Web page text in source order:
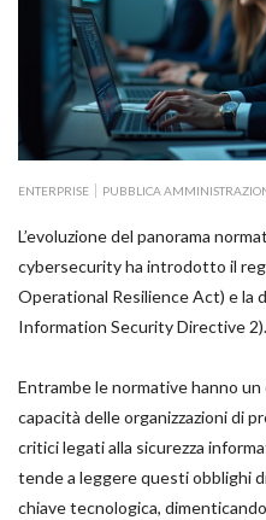
ENTERPRISE PUBBLICA
L’evoluzione del panorama
cybersecurity ha introdotto il
Operational Resilience Act) e la
Information Security Directive 2).
Entrambe le normative hanno
capacità delle organizzazioni di
critici legati alla sicurezza
tende a leggere questi obblighi
chiave tecnologica,